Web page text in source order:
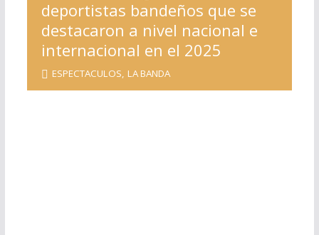
deportistas bandeños que se
destacaron a nivel nacional e
internacional en el 2025
ESPECTACULOS, LA BANDA